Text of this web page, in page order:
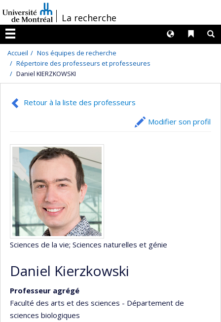
au
contenu
/La recherche
Menu
Liens
Langues
Accueil
Nos équipes de recherche
Répertoire des professeurs et professeures
Daniel KIERZKOWSKI
Retour à la liste des professeurs
Modifier son profil
Sciences de la vie; Sciences naturelles et génie
Daniel Kierzkowski
Professeur agrégé
Faculté des arts et des sciences - Département de
sciences biologiques